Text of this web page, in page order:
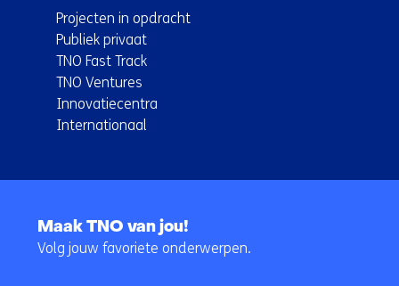
Projecten in opdracht
Publiek privaat
TNO Fast Track
TNO Ventures
Innovatiecentra
Internationaal
navigatie
Maak TNO van jou!
Volg jouw favoriete onderwerpen.